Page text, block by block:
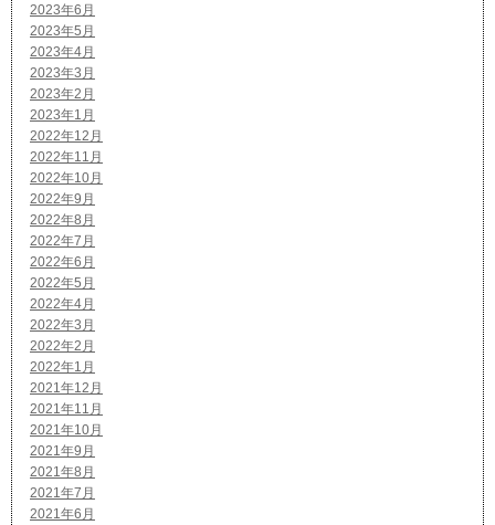
2023年6月
2023年5月
2023年4月
2023年3月
2023年2月
2023年1月
2022年12月
2022年11月
2022年10月
2022年9月
2022年8月
2022年7月
2022年6月
2022年5月
2022年4月
2022年3月
2022年2月
2022年1月
2021年12月
2021年11月
2021年10月
2021年9月
2021年8月
2021年7月
2021年6月